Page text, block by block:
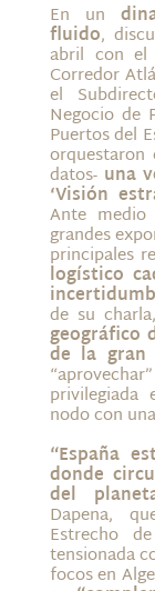
En un
fluido,
abril con el
Corredor
el
Negocio de
Puertos del
orquestaron
datos- una
‘Visión
Ante medio
grandes
principales
logístico
de su charla,
geográfico
de la gran
nodo con
“España
donde
del
Dapena,
Estrecho
tensionada
focos en